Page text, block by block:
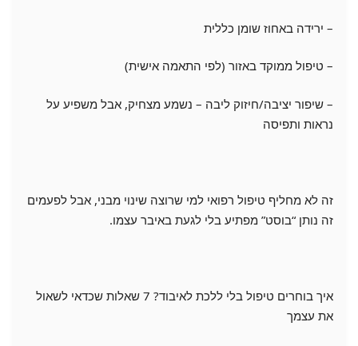
– ירידה באחוז שומן כללית
– טיפול ממוקד באזור (לפי התאמה אישית)
– שיפור יציבה/חיזוק ליבה – נשמע מצחיק, אבל משפיע על
נראות ותפיסה
זה לא מחליף טיפול רפואי למי שרוצה שינוי מבני, אבל לפעמים
זה נותן “בוסט” מפתיע בלי לגעת באיבר עצמו.
איך בוחרים טיפול בלי ללכת לאיבוד? 7 שאלות שכדאי לשאול
את עצמך